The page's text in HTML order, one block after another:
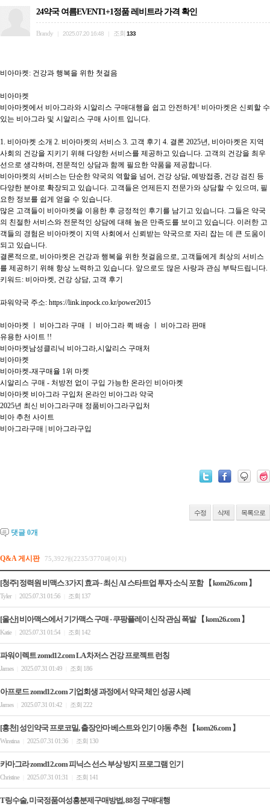
24약국 여름EVENT1+1정품 레비트라 가격 확인
Brandy 2025.07.20 16:48 조회 133
비아마켓: 건강과 행복을 위한 첫걸음
비아마켓
비아마켓에서 비아그라와 시알리스 구매대행을 쉽고 안전하게! 비아마켓은 신뢰할 수
있는 비아그라 및 시알리스 구매 사이트 입니다.
1. 비아마켓 소개 2. 비아마켓의 서비스 3. 고객 후기 4. 결론 2025년, 비아마켓은 지역
사회의 건강을 지키기 위해 다양한 서비스를 제공하고 있습니다. 고객의 건강을 최우
선으로 생각하며, 전문적인 상담과 함께 필요한 약품을 제공합니다.
비아마켓의 서비스는 단순한 약국의 역할을 넘어, 건강 상담, 예방접종, 건강 검진 등
다양한 분야로 확장되고 있습니다. 고객들은 언제든지 전문가와 상담할 수 있으며, 필
요한 정보를 쉽게 얻을 수 있습니다.
많은 고객들이 비아마켓을 이용한 후 긍정적인 후기를 남기고 있습니다. 그들은 약국
의 친절한 서비스와 전문적인 상담에 대해 높은 만족도를 보이고 있습니다. 이러한 고
객들의 경험은 비아마켓이 지역 사회에서 신뢰받는 약국으로 자리 잡는 데 큰 도움이
되고 있습니다.
결론적으로, 비아마켓은 건강과 행복을 위한 첫걸음으로, 고객들에게 최상의 서비스
를 제공하기 위해 항상 노력하고 있습니다. 앞으로도 많은 사랑과 관심 부탁드립니다.
키워드: 비아마켓, 건강 상담, 고객 후기
파워약국 주소: https://link.inpock.co.kr/power2015
비아마켓 ㅣ 비아그라 구매 ㅣ 비아그라 퀵 배송 ㅣ 비아그라 판매
유용한 사이트 !!
비아마켓남성클리닉 비아그라,시알리스 구매처
비아마켓
비아마켓-재구매율 1위 마켓
시알리스 구매 - 처방전 없이 구입 가능한 온라인 비아마켓
비아마켓 비아그라 구입처 온라인 비아그라 약국
2025년 최신 비아그라구매 정품비아그라구입처
비아 추천 사이트
비아그라구매 | 비아그라구입
수정 삭제 목록으로
댓글 0개
Q&A 게시판 75,392개(2235/3770페이지)
[청주] 정력원 비맥스 3가지 효과 - 최신 AI 스타트업 투자 소식 포함 【 kom26.com 】
Tyler 2025.07.31 01:56 조회 137
[울산] 비아맥스에서 기가맥스 구매 - 쿠팡플레이 신작 관심 폭발 【 kom26.com 】
Katie 2025.07.31 01:54 조회 142
파워이렉트 zomd12.com LA 차저스 건강 프로젝트 런칭
James 2025.07.31 01:49 조회 186
아프로드 zomd12.com 기업회생 과정에서 약국 체인 성공 사례
James 2025.07.31 01:42 조회 222
[홍천] 성인약국 프로코밀, 출장안마 베스트와 인기 야동 추천 【 kom26.com 】
Winstina 2025.07.31 01:36 조회 130
카마그라 zomd12.com 피닉스 선스 부상 방지 프로그램 인기
Christine 2025.07.31 01:31 조회 141
T링수술, 미국정품여성흥분제구매방법, 88정 구매대행